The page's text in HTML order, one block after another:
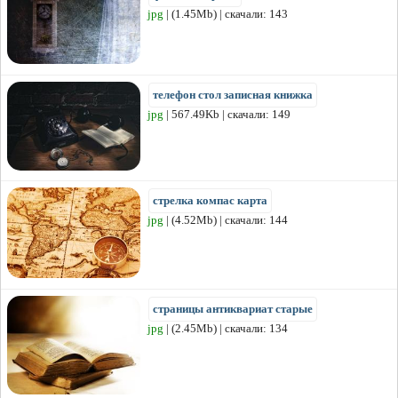
jpg | (1.45Mb) | скачали: 143
телефон стол записная книжка
jpg | 567.49Kb | скачали: 149
стрелка компас карта
jpg | (4.52Mb) | скачали: 144
страницы антиквариат старые
jpg | (2.45Mb) | скачали: 134